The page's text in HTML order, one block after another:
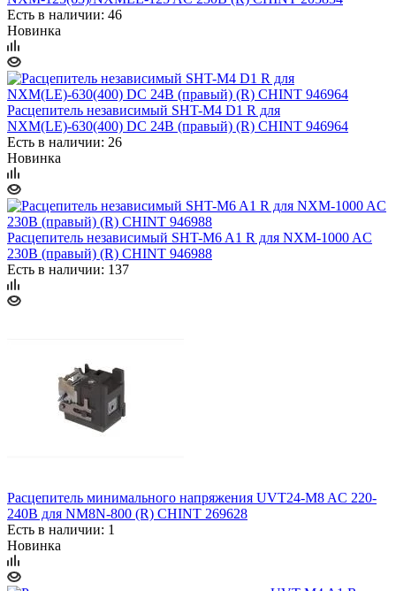
Есть в наличии: 46
Новинка
Расцепитель независимый SHT-M4 D1 R для
NXM(LE)-630(400) DC 24В (правый) (R) CHINT 946964
Есть в наличии: 26
Новинка
Расцепитель независимый SHT-M6 A1 R для NXM-1000 AC
230В (правый) (R) CHINT 946988
Есть в наличии: 137
Расцепитель минимального напряжения UVT24-M8 AC 220-
240В для NM8N-800 (R) CHINT 269628
Есть в наличии: 1
Новинка